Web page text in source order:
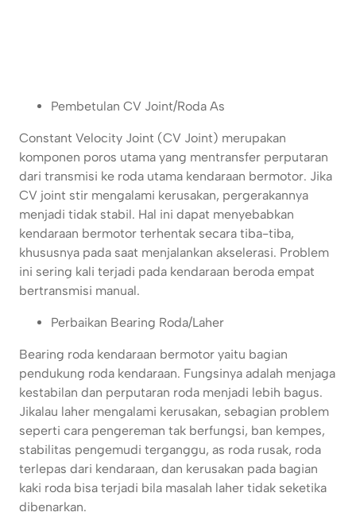
Pembetulan CV Joint/Roda As
Constant Velocity Joint (CV Joint) merupakan
komponen poros utama yang mentransfer perputaran
dari transmisi ke roda utama kendaraan bermotor. Jika
CV joint stir mengalami kerusakan, pergerakannya
menjadi tidak stabil. Hal ini dapat menyebabkan
kendaraan bermotor terhentak secara tiba-tiba,
khususnya pada saat menjalankan akselerasi. Problem
ini sering kali terjadi pada kendaraan beroda empat
bertransmisi manual.
Perbaikan Bearing Roda/Laher
Bearing roda kendaraan bermotor yaitu bagian
pendukung roda kendaraan. Fungsinya adalah menjaga
kestabilan dan perputaran roda menjadi lebih bagus.
Jikalau laher mengalami kerusakan, sebagian problem
seperti cara pengereman tak berfungsi, ban kempes,
stabilitas pengemudi terganggu, as roda rusak, roda
terlepas dari kendaraan, dan kerusakan pada bagian
kaki roda bisa terjadi bila masalah laher tidak seketika
dibenarkan.